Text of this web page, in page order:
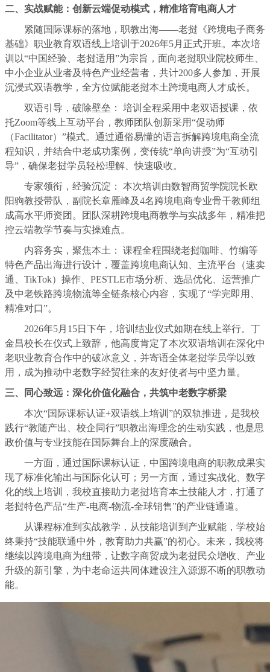
二、实战赋能：创新云端促动模式，精准培育电商人才
紧随国际课标的落地，职教出海——老挝《跨境电子商务
基础》职业教育双语线上培训于2026年5月正式开班。本次培
训以“中国经验、老挝适用”为宗旨，面向老挝职业院校师生、
中小企业从业者及特色产业经营者，共计200多人参加，开展
沉浸式双语教学，全方位赋能老挝本土跨境电商人才成长。
双语引导，破除壁垒： 培训全程采用中老双语授课，依
托Zoom等线上互动平台，教师团队创新采用“促动师
（Facilitator）”模式。通过通俗易懂的语言拆解跨境电商全流
程知识，并结合中老成功案例，变传统“单向讲授”为“互动引
导”，确保老挝学员轻松理解、快速吸收。
专家领衔，经验沉淀： 本次培训由数智商贸学院院长欧
阳驹教授带队，副院长章雁峰及4名跨境电商专业骨干教师组
成高水平师资团。团队深耕跨境电商教学与实战多年，精准把
控云端教学节奏与实操难点。
内容务实，聚焦本土： 课程全程围绕老挝咖啡、竹编等
特色产品出海进行设计，覆盖跨境电商认知、主流平台（速卖
通、TikTok）操作、PESTLE市场分析、选品优化、运营推广
及中老铁路跨境物流等全链条核心内容，实现了“学完即用、
精准对口”。
2026年5月15日下午，培训结业仪式如期在线上举行。丁
金昌校长在仪式上致辞，他高度肯定了本次双语培训在深化中
老职业教育合作中的破冰意义，并寄语全体老挝学员学以致
用，成为推动中老数字经贸往来的友好使者与中坚力量。
三、同心致远：深化价值化融合，共筑中老数字桥梁
本次“国际课标认证+双语线上培训”的双轨推进，是我校
践行“教随产出、校企同行”职教出海理念的生动实践，也是思
政价值与专业技能在国际舞台上的深度融合。
一方面，通过国际课标认证，中国跨境电商的职教成果实
现了标准化输出与国际化认可；另一方面，通过实战化、数字
化的线上培训，我校直接助力老挝培育本土技能人才，打通了
老挝特色产品“生产-电商-物流-全球销售”的产业链通道。
从课程标准到实战教学，从技能培训到产业赋能，学校始
终秉持“技能联通中外，教育助力共赢”的初心。未来，我校将
继续以跨境电商为纽带，让数字商贸成为老挝民众增收、产业
升级的新引擎，为中老命运共同体建设注入源源不断的职教动
能。